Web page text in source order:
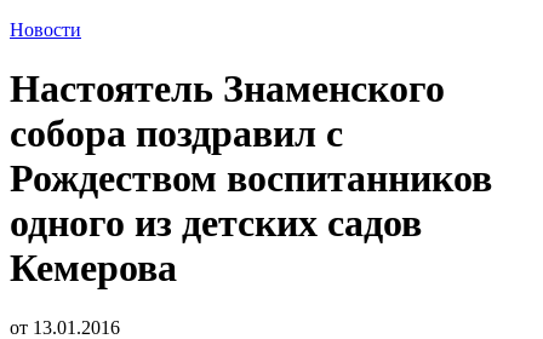
Новости
Настоятель Знаменского
собора поздравил с
Рождеством воспитанников
одного из детских садов
Кемерова
от 13.01.2016